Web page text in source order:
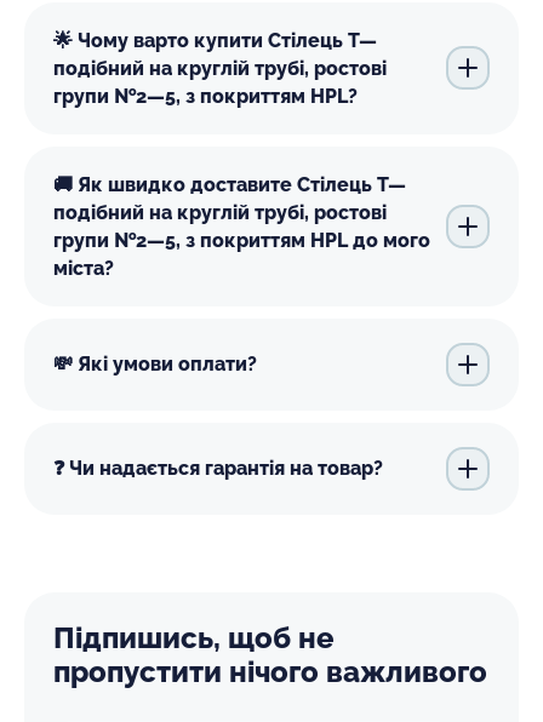
🌟 Чому варто купити Стілець Т—
подібний на круглій трубі, ростові
групи №2—5, з покриттям HPL?
🚚 Як швидко доставите Стілець Т—
подібний на круглій трубі, ростові
групи №2—5, з покриттям HPL до мого
міста?
💸 Які умови оплати?
❓ Чи надається гарантія на товар?
Підпишись, щоб не
пропустити нічого важливого